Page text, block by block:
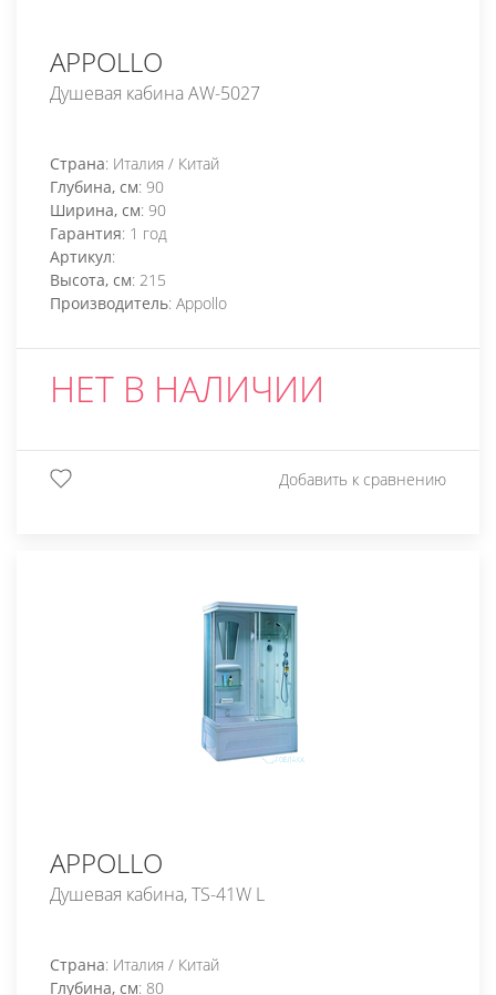
APPOLLO
Душевая кабина AW-5027
Страна: Италия / Китай
Глубина, см: 90
Ширина, см: 90
Гарантия: 1 год
Артикул:
Высота, см: 215
Производитель: Appollo
НЕТ В НАЛИЧИИ
Добавить к сравнению
APPOLLO
Душевая кабина, TS-41W L
Страна: Италия / Китай
Глубина, см: 80